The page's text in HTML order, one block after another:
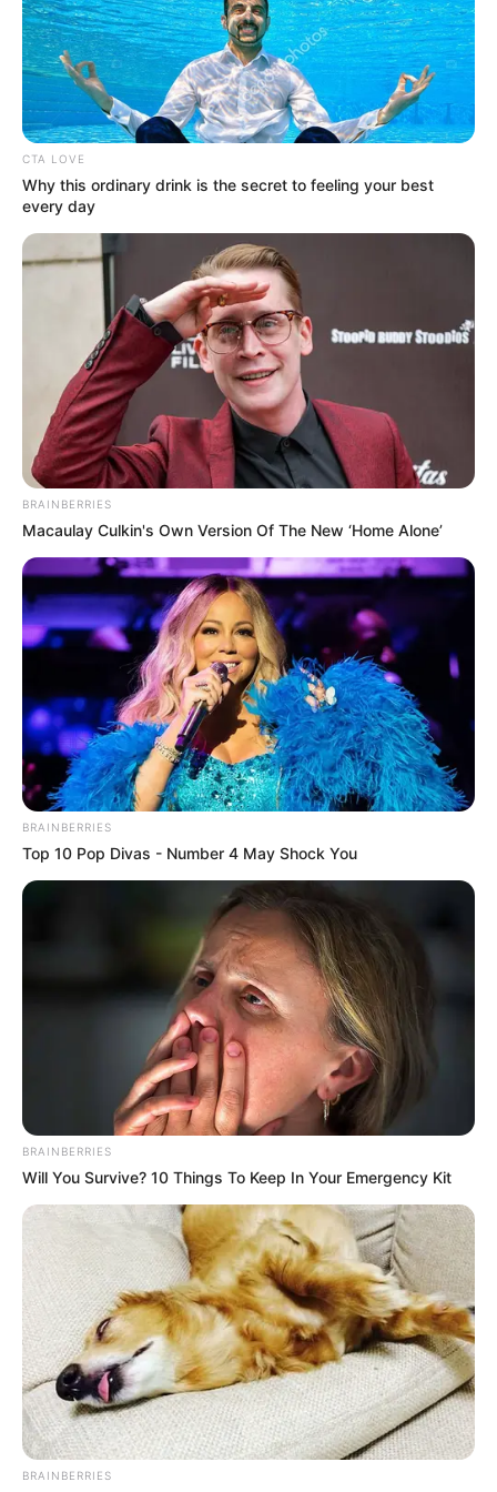
TAGS AKTRIS MODEL RENATA NOTNI SELEBRITI MANCANEGARA
LIHAT ARTIKEL LAINNYA
CTA LOVE
Why this ordinary drink is the secret to feeling your best
every day
BRAINBERRIES
Macaulay Culkin's Own Version Of The New ‘Home Alone’
BRAINBERRIES
Top 10 Pop Divas - Number 4 May Shock You
BRAINBERRIES
Will You Survive? 10 Things To Keep In Your Emergency Kit
BRAINBERRIES